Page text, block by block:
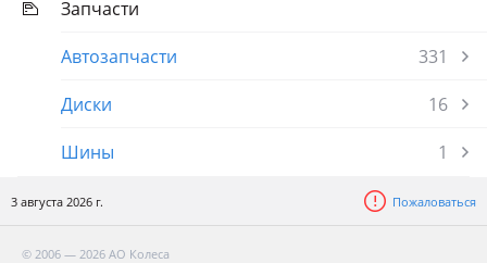
Запчасти
Автозапчасти
331
Диски
16
Шины
1
3 августа 2026 г. Пожаловаться
© 2006 — 2026 АО Колеса